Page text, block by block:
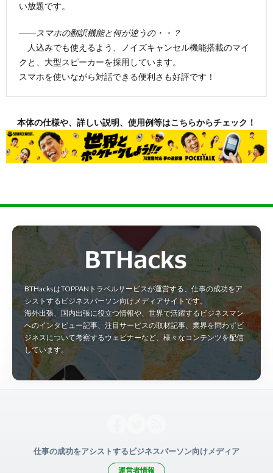
い放題です。
――スマホの翻訳機能と何が違うの・・？
人込みでも使えるよう、ノイズキャンセル機能搭載のマイ
クと、大型スピーカーを採用しています。
スマホを使いながら対話できる便利さも好評です！
本体の仕様や、詳しい説明、使用例等はこちらからチェック！
BTHacksはTOPPANトラベルサービスが運営する、仕事の成功をア
シストするビジネスパーソン向けメディアサイトです。
海外出張、国内出張に役立つ情報や、世界で活躍するビジネスマン
へのインタビュー記事、注目サービスの取材記事、業界を問わずビ
ジネスについて考察するウェビナーなど、様々なコンテンツを配信
しています。
仕事の成功をアシストするビジネスパーソン向けメディア
運営者情報